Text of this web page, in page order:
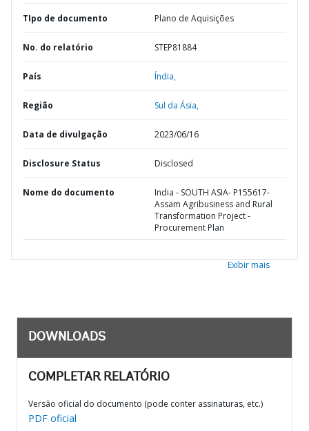
TIpo de documento Plano de Aquisições
No. do relatório STEP81884
País Índia,
Região Sul da Ásia,
Data de divulgação 2023/06/16
Disclosure Status Disclosed
Nome do documento
India - SOUTH ASIA- P155617-
Assam Agribusiness and Rural
Transformation Project -
Procurement Plan
Exibir mais
DOWNLOADS
COMPLETAR RELATÓRIO
Versão oficial do documento (pode conter assinaturas, etc.)
PDF oficial